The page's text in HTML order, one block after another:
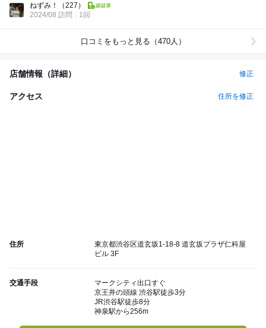
ねずみ！
（227）
2024/08 訪問
1回
口コミをもっと見る（470人）
店舗情報（詳細） 修正
アクセス 住所を修正
住所
東京都渋谷区道玄坂1-18-8 道玄坂プラザ仁科屋
ビル 3F
交通手段
マークシティ出口すぐ
京王井の頭線 渋谷駅徒歩3分
JR渋谷駅徒歩8分
神泉駅から256m